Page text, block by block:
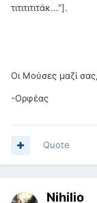
τιτιτιτιτάκ..."].
Οι Μούσες μαζί σας,
-Ορφέας
Quote
Nihilio